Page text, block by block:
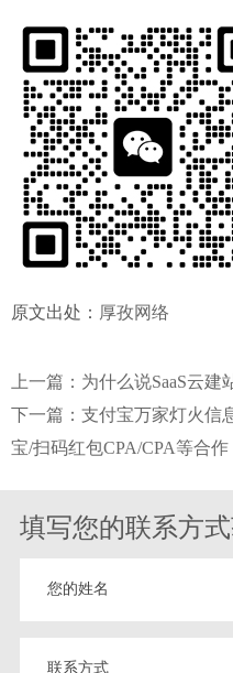
原文出处： 厚孜网络
上一篇：为什么说SaaS云建
下一篇：支付宝万家灯火信
宝/扫码红包CPA/CPA等合作
填写您的联系方